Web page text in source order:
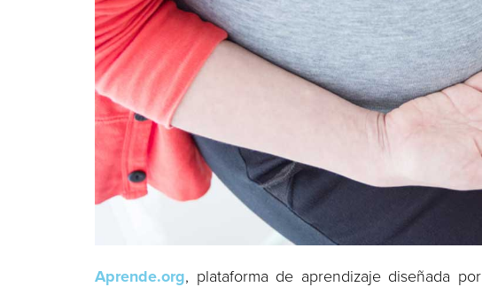
Aprende.org, plataforma de aprendizaje diseñada por